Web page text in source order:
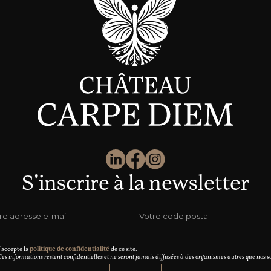
S'inscrire à la newsletter
lapolitique de confidentialitéde ce site.
informations restent confidentielles et ne seront jamais diffusées à des organismes autres que nos